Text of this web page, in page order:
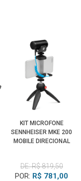
KIT MICROFONE
SENNHEISER MKE 200
MOBILE DIRECIONAL
DE: R$ 819,50
POR: R$ 781,00